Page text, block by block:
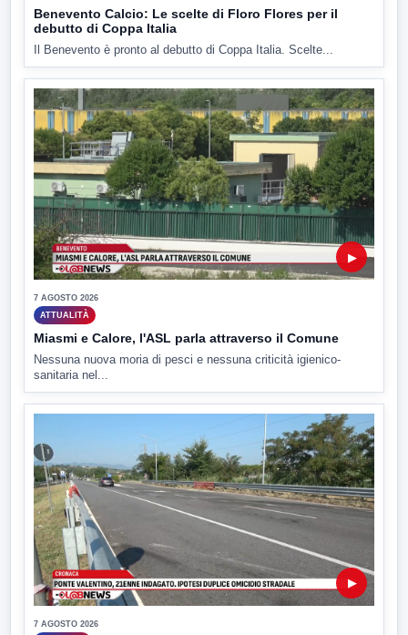
Benevento Calcio: Le scelte di Floro Flores per il
debutto di Coppa Italia
Il Benevento è pronto al debutto di Coppa Italia. Scelte...
▶
7 AGOSTO 2026
ATTUALITÀ
Miasmi e Calore, l'ASL parla attraverso il Comune
Nessuna nuova moria di pesci e nessuna criticità igienico-
sanitaria nel...
▶
7 AGOSTO 2026